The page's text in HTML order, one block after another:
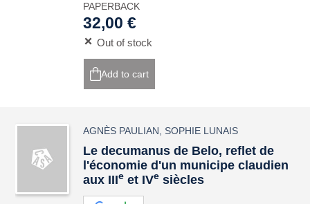
PAPERBACK
32,00 €
Out of stock
Add to cart
AGNÈS PAULIAN SOPHIE LUNAIS
Le decumanus de Belo, reflet de
l'économie d'un municipe claudien
aux IIIe et IVe siècles